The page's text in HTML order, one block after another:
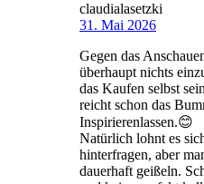
claudialasetzki
31. Mai 2026
Gegen das
überhaupt nichts
das Kaufen selbst
reicht schon das
Inspirierenlassen.😊
Natürlich lohnt es
hinterfragen, aber
dauerhaft geißeln.